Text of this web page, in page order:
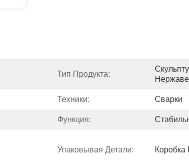
Тип Продукта:
Техники: Сварки
Функция:
Упаковывая Детали: Коробка